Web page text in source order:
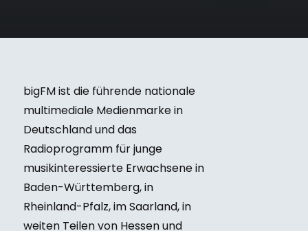
bigFM ist die führende nationale
multimediale Medienmarke in
Deutschland und das
Radioprogramm für junge
musikinteressierte Erwachsene in
Baden-Württemberg, in
Rheinland-Pfalz, im Saarland, in
weiten Teilen von Hessen und